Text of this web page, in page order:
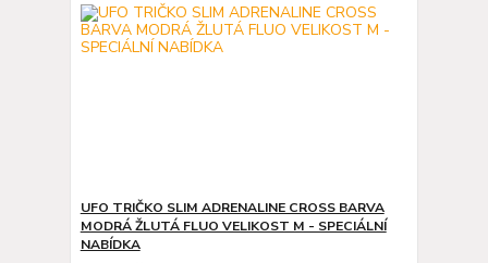
UFO TRIČKO SLIM ADRENALINE CROSS BARVA
MODRÁ ŽLUTÁ FLUO VELIKOST M - SPECIÁLNÍ
NABÍDKA